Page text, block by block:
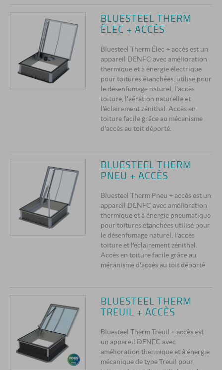
BLUESTEEL THERM
ÉLEC + ACCÈS
Bluesteel Therm Élec + accès est un
appareil DENFC avec amélioration
thermique et à énergie électrique
pour toitures étanchées, utilisé pour
le désenfumage naturel, l'accès
toiture, l'aération naturelle et
l'éclairement zénithal. Accès en
toiture facile grâce au mécanisme
d'accès au toit déporté.
BLUESTEEL THERM
PNEU + ACCÈS
Bluesteel Therm Pneu + accès est un
appareil DENFC avec amélioration
thermique et à énergie pneumatique
pour toitures étanchées utilisé pour
le désenfumage naturel, l'accès
toiture et l'éclairement zénithal.
Accès en toiture facile grâce au
mécanisme d'accès au toit déporté.
BLUESTEEL THERM
TREUIL + ACCÈS
Bluesteel Therm Treuil + accès est
un appareil DENFC avec
amélioration thermique et à énergie
mécanique de type Treuil pour